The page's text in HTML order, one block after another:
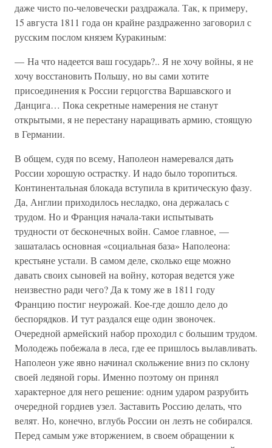
даже чисто по-человечески раздражала. Так, к примеру,
15 августа 1811 года он крайне раздраженно заговорил с
русским послом князем Куракиным:
— На что надеется ваш государь?.. Я не хочу войны, я не
хочу восстановить Польшу, но вы сами хотите
присоединения к России герцогства Варшавского и
Данцига… Пока секретные намерения не станут
открытыми, я не перестану наращивать армию, стоящую
в Германии.
В общем, судя по всему, Наполеон намеревался дать
России хорошую острастку. И надо было торопиться.
Континентальная блокада вступила в критическую фазу.
Да, Англии приходилось несладко, она держалась с
трудом. Но и Франция начала-таки испытывать
трудности от бесконечных войн. Самое главное, —
зашаталась основная «социальная база» Наполеона:
крестьяне устали. В самом деле, сколько еще можно
давать своих сыновей на войну, которая ведется уже
неизвестно ради чего? Да к тому же в 1811 году
Францию постиг неурожай. Кое-где дошло дело до
беспорядков. И тут раздался еще один звоночек.
Очередной армейский набор проходил с большим трудом.
Молодежь побежала в леса, где ее пришлось вылавливать.
Наполеон уже явно начинал скольжение вниз по склону
своей ледяной горы. Именно поэтому он принял
характерное для него решение: одним ударом разрубить
очередной гордиев узел. Заставить Россию делать, что
велят. Но, конечно, вглубь России он лезть не собирался.
Перед самым уже вторжением, в своем обращении к